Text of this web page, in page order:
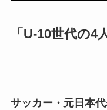
「U-10世代の4
サッカー・元日本